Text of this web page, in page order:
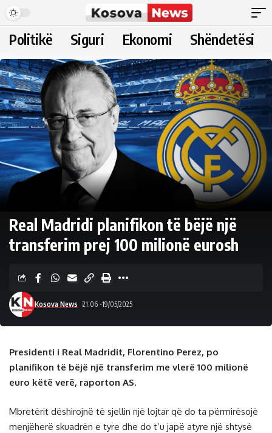
Politikë Siguri Ekonomi Shëndetësi
Real Madridi planifikon të bëjë një
transferim prej 100 milionë eurosh
Kosova News 21:06 -19/05/2025
Presidenti i Real Madridit, Florentino Perez, po
planifikon të bëjë një transferim me vlerë 100 milionë
euro këtë verë, raporton AS.
Mbretërit dëshirojnë të sjellin një lojtar që do ta përmirësojë
menjëherë skuadrën e tyre dhe do t’u japë atyre një shtysë